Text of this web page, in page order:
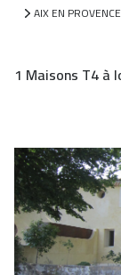
AIX EN PROVENCE
1 Maisons T4 à